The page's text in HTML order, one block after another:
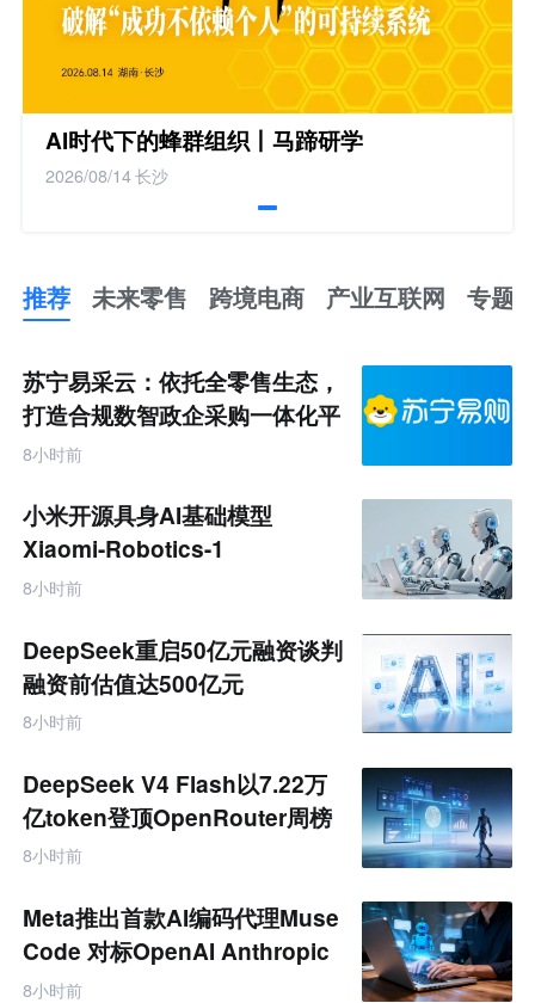
AI时代下的蜂群组织丨马蹄研学
2026/08/14长沙
推荐 未来零售 跨境电商 产业互联网 专题
未
来
零
售
跨
境
商
产
业
互
联
网
苏宁易采云：依托全零售生态，
打造合规数智政企采购一体化平
台
8小时前
小米开源具身AI基础模型
Xiaomi-Robotics-1
8小时前
DeepSeek重启50亿元融资谈判
融资前估值达500亿元
8小时前
DeepSeek V4 Flash以7.22万
亿token登顶OpenRouter周榜
8小时前
Meta推出首款AI编码代理Muse
Code 对标OpenAI Anthropic
8小时前